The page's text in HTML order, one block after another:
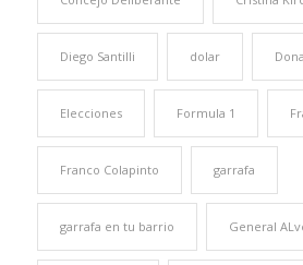
Diego Santilli dolar
Elecciones Formula 1
Franco Colapinto garrafa
garrafa en tu barrio General